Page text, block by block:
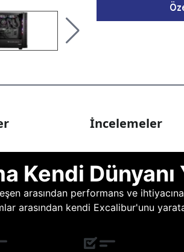
İncelemeler
Kendi Dünyanı
arasından performans ve
arasından kendi Excalibur'unu